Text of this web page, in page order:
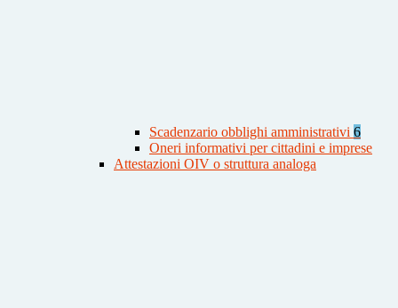
Scadenzario obblighi amministrativi 6
Oneri informativi per cittadini e imprese
Attestazioni OIV o struttura analoga